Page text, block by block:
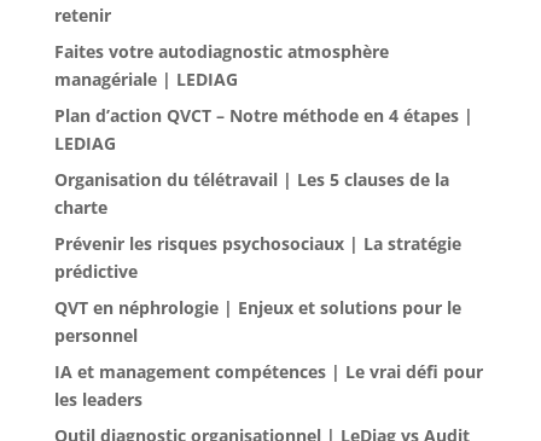
retenir
Faites votre autodiagnostic atmosphère
managériale | LEDIAG
Plan d’action QVCT – Notre méthode en 4 étapes |
LEDIAG
Organisation du télétravail | Les 5 clauses de la
charte
Prévenir les risques psychosociaux | La stratégie
prédictive
QVT en néphrologie | Enjeux et solutions pour le
personnel
IA et management compétences | Le vrai défi pour
les leaders
Outil diagnostic organisationnel | LeDiag vs Audit